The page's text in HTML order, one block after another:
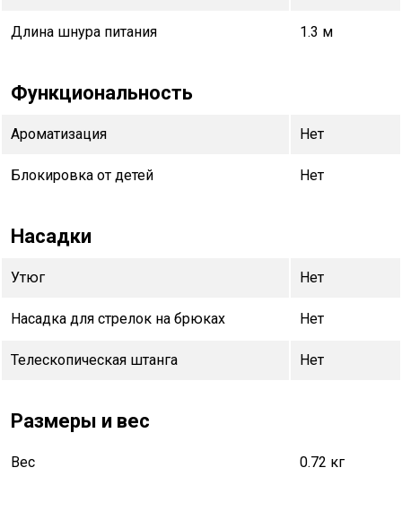
Длина шнура питания 1.3 м
Функциональность
Ароматизация Нет
Блокировка от детей Нет
Насадки
Утюг Нет
Насадка для стрелок на брюках Нет
Телескопическая штанга Нет
Размеры и вес
Вес 0.72 кг